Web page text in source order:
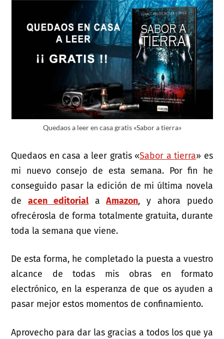
Quedaos a leer en casa gratis «Sabor a tierra»
Quedaos en casa a leer gratis «Sabor a tierra» es
mi nuevo consejo de esta semana. Por fin he
conseguido pasar la edición de mi última novela
deacen editorialaAmazon, y ahora puedo
ofrecérosla de forma totalmente gratuita, durante
toda la semana que viene.
De esta forma, he completado la puesta a vuestro
alcance de todas mis obras en formato
electrónico, en la esperanza de que os ayuden a
pasar mejor estos momentos de confinamiento.
Aprovecho para dar las gracias a todos los que ya